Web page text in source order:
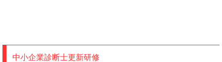
中小企業診断士更新研修